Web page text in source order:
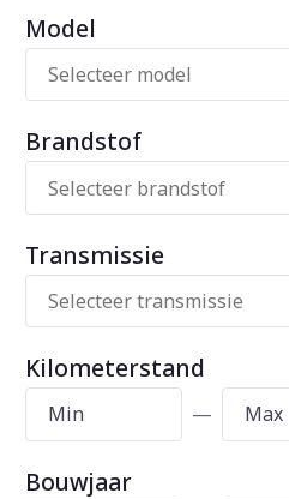
Model
Brandstof
Transmissie
Kilometerstand
—
Bouwjaar